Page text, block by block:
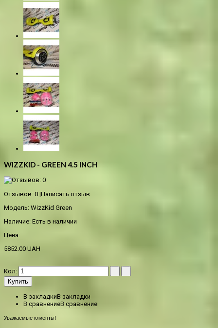
WIZZKID - GREEN 4.5 INCH
Отзывов: 0 |Написать отзыв
Модель: WizzKid Green
Наличие: Есть в наличии
Цена:
5852.00 UAH
Кол:
Купить
В закладкиВ закладки
В сравнениеВ сравнение
Уважаемые клиенты!